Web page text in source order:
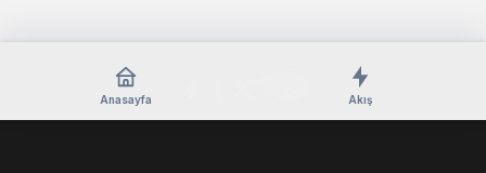
Anasayfa Akış